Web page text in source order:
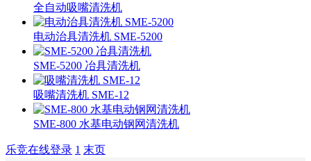
全自动吸嘴清洗机
电动治具清洗机 SME-5200
SME-5200 冶具清洗机
吸嘴清洗机 SME-12
SME-800 水基电动钢网清洗机
乐竞在线登录 1 末页